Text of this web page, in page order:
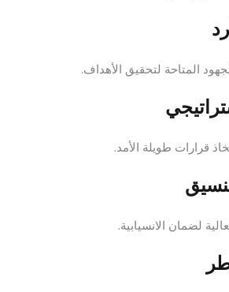
المتاحة لتحقيق الأهداف.
قرارات طويلة الأمد.
لضمان الانسيابية.